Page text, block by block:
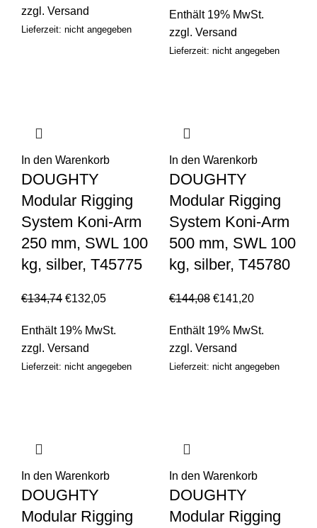
zzgl. Versand
Lieferzeit: nicht angegeben
Enthält 19% MwSt.
zzgl. Versand
Lieferzeit: nicht angegeben
In den Warenkorb
DOUGHTY
Modular Rigging
System Koni-Arm
250 mm, SWL 100
kg, silber, T45775
€134,74 €132,05
Enthält 19% MwSt.
zzgl. Versand
Lieferzeit: nicht angegeben
In den Warenkorb
DOUGHTY
Modular Rigging
System Koni-Arm
500 mm, SWL 100
kg, silber, T45780
€144,08 €141,20
Enthält 19% MwSt.
zzgl. Versand
Lieferzeit: nicht angegeben
In den Warenkorb
DOUGHTY
Modular Rigging
In den Warenkorb
DOUGHTY
Modular Rigging